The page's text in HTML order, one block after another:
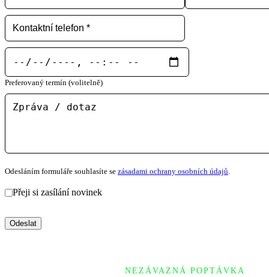
Preferovaný termín (volitelně)
Odesláním formuláře souhlasíte se zásadami ochrany osobních údajů.
Přeji si zasílání novinek
Odeslat
NEZÁVAZNÁ POPTÁVKA